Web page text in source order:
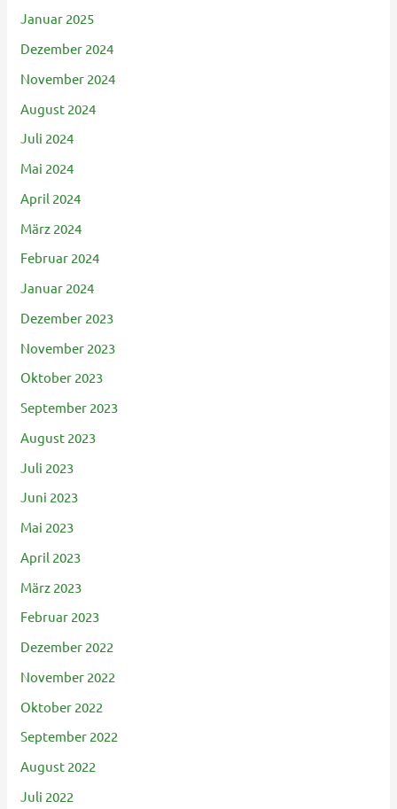
Januar 2025
Dezember 2024
November 2024
August 2024
Juli 2024
Mai 2024
April 2024
März 2024
Februar 2024
Januar 2024
Dezember 2023
November 2023
Oktober 2023
September 2023
August 2023
Juli 2023
Juni 2023
Mai 2023
April 2023
März 2023
Februar 2023
Dezember 2022
November 2022
Oktober 2022
September 2022
August 2022
Juli 2022